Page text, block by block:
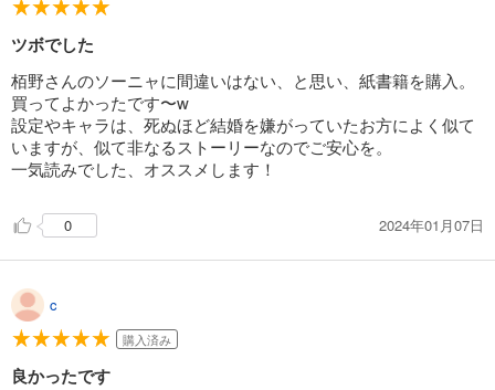
ツボでした
栢野さんのソーニャに間違いはない、と思い、紙書籍を購入。
買ってよかったです〜w
設定やキャラは、死ぬほど結婚を嫌がっていたお方によく似て
いますが、似て非なるストーリーなのでご安心を。
一気読みでした、オススメします！
0 2024年01月07日
c
購入済み
良かったです